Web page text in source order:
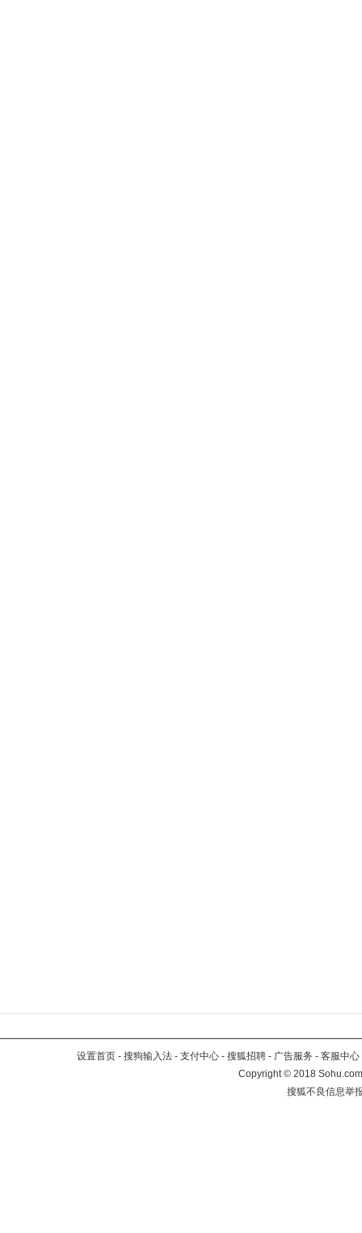
设置首页 - 搜狗输入法 - 支付中心 - 搜狐招聘 - 广告服务 - 客服中心
Copyright©2018
搜狐不良信息举